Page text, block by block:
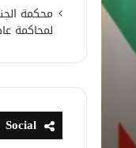
محكمة
لمحاكمة
Social